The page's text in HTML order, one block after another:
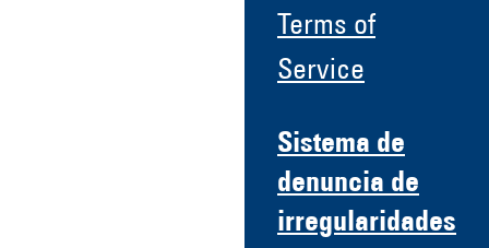
Terms of
Service
Sistema de
denuncia de
irregularidades